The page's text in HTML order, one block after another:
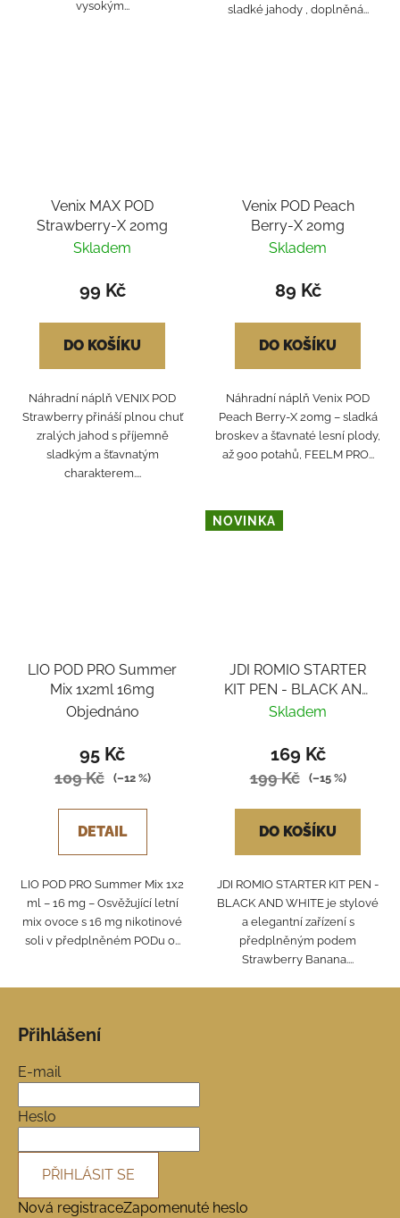
vysokým...
sladké jahody , doplněná...
Venix MAX POD
Strawberry-X 20mg
Skladem
99 Kč
DO KOŠÍKU
Náhradní náplň VENIX POD
Strawberry přináší plnou chuť
zralých jahod s příjemně
sladkým a šťavnatým
charakterem....
Venix POD Peach
Berry-X 20mg
Skladem
89 Kč
DO KOŠÍKU
Náhradní náplň Venix POD
Peach Berry-X 20mg – sladká
broskev a šťavnaté lesní plody,
až 900 potahů, FEELM PRO...
LIO POD PRO Summer
Mix 1x2ml 16mg
Objednáno
95 Kč
109 Kč (–12 %)
DETAIL
LIO POD PRO Summer Mix 1x2
ml – 16 mg – Osvěžující letní
mix ovoce s 16 mg nikotinové
soli v předplněném PODu o...
NOVINKA
JDI ROMIO STARTER
KIT PEN - BLACK AND
WHITE
Skladem
169 Kč
199 Kč (–15 %)
DO KOŠÍKU
JDI ROMIO STARTER KIT PEN -
BLACK AND WHITE je stylové
a elegantní zařízení s
předplněným podem
Strawberry Banana....
Přihlášení
E-mail
Heslo
PŘIHLÁSIT SE
Nová registraceZapomenuté heslo